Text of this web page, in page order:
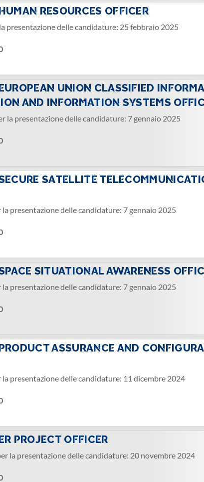
RESOURCES OFFICER
presentazione delle candidature: 25 febbraio 2025
UNION CLASSIFIED
AND INFORMATION SYSTEMS
la presentazione delle candidature: 7 gennaio 2025
SATELLITE
la presentazione delle candidature: 7 gennaio 2025
SITUATIONAL AWARENESS
la presentazione delle candidature: 7 gennaio 2025
ASSURANCE AND
la presentazione delle candidature: 11 dicembre 2024
PROJECT OFFICER
la presentazione delle candidature: 20 novembre 2024